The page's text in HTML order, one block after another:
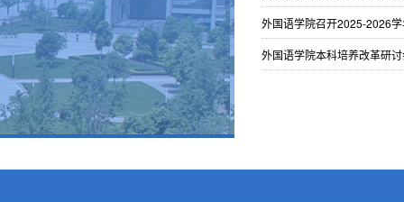
外国语学院召开2025-2026
外国语学院本科培养改革研